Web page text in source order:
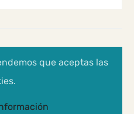
privacidad y cookies
que aceptas las